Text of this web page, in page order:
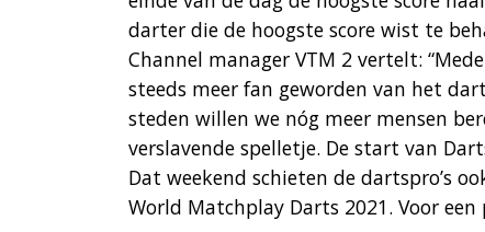
darter die de hoogste score wist te
Channel manager VTM 2 vertelt:
steeds meer fan geworden van het
steden willen we nóg meer mensen
verslavende spelletje. De start van
Dat weekend schieten de dartspro’s
World Matchplay Darts 2021. Voor